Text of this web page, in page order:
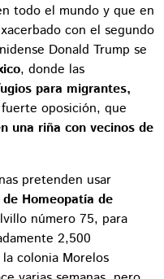
todo el mundo y que en
con el segundo
Donald Trump se
, donde las
para migrantes,
oposición, que
una riña con vecinos de
pretenden usar
Homeopatía de
número 75, para
2,500
colonia Morelos